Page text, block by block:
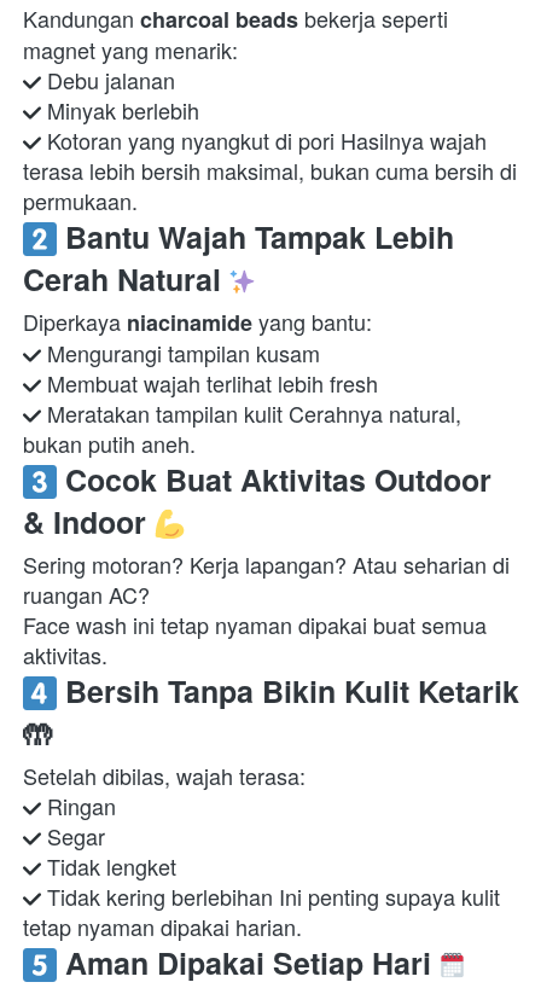
Kandungan charcoal beads bekerja seperti
Kotoran yang nyangkut di pori Hasilnya wajah
terasa lebih bersih maksimal, bukan cuma bersih di
permukaan.
Bantu Wajah Tampak Lebih
Cerah Natural
Diperkaya niacinamide
Meratakan tampilan kulit Cerahnya natural,
bukan putih aneh.
Cocok Buat Aktivitas Outdoor
& Indoor
Sering motoran? Kerja lapangan? Atau seharian di
ruangan AC?
Face wash ini tetap nyaman dipakai buat semua
aktivitas.
Bersih Tanpa Bikin Kulit Ketarik
🤲
Tidak kering berlebihan Ini penting supaya kulit
tetap nyaman dipakai harian.
Aman Dipakai Setiap Hari